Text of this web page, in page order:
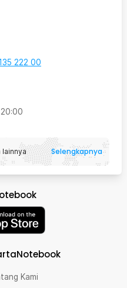
222 00
20:00
lainnya Selengkapnya
Kami